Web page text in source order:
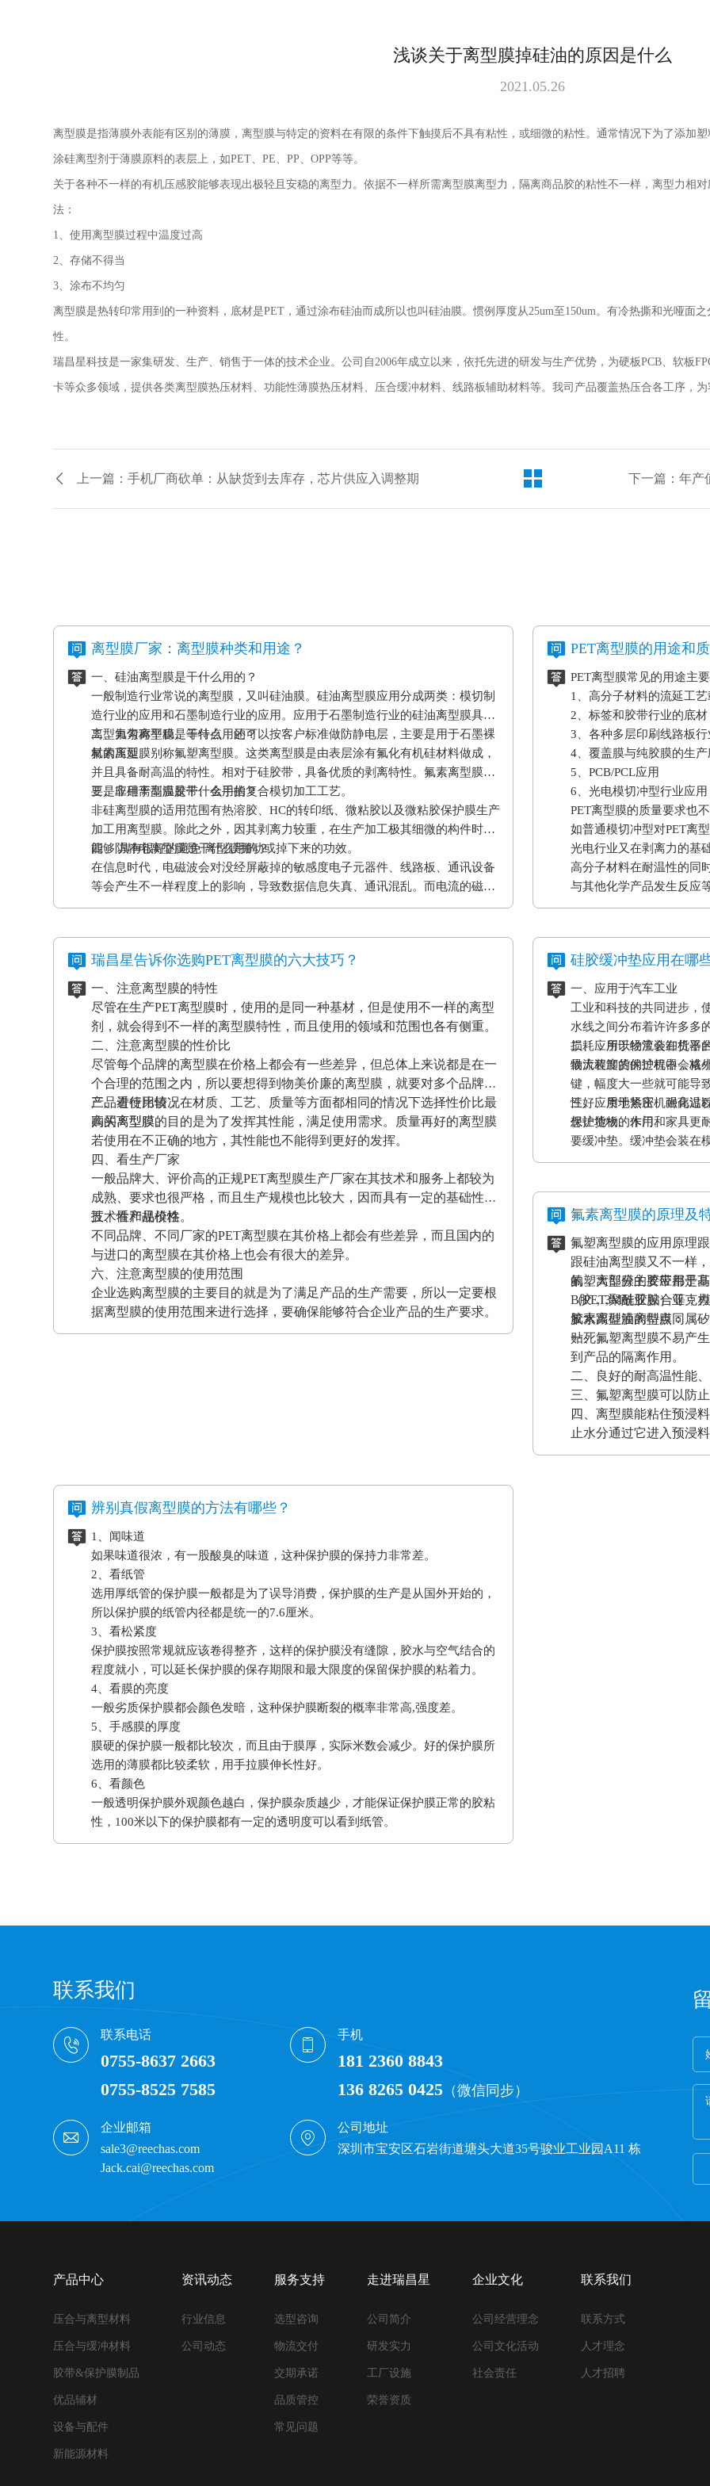
浅谈关于离型膜掉硅油的原因是什么
2021.05.26
离型膜是指薄膜外表能有区别的薄膜，离型膜与特定的资料在有限的条件下触摸后不具有粘性，或细微的粘性。通常情况下为了添加
涂硅离型剂于薄膜原料的表层上，如PET、PE、PP、OPP等等。
关于各种不一样的有机压感胶能够表现出极轻且安稳的离型力。依据不一样所需离型膜离型力，隔离商品胶的粘性不一样，离型力相
法：
1、使用离型膜过程中温度过高
2、存储不得当
3、涂布不均匀
离型膜是热转印常用到的一种资料，底材是PET ，通过涂布硅油而成所以也叫硅油膜。惯例厚度从25um至 150um。有冷热撕和光哑面
性。
瑞昌星科技是一家集研发、生产、销售于一体的技术企业。公司自2006年成立以来，依托先进的研发与生产优势，为硬板PCB、软板
卡等众多领域，提供各类离型膜热压材料、功能性薄膜热压材料、压合缓冲材料、线路板辅助材料等。我司产品覆盖热压合各工序，
上一篇：手机厂商砍单：从缺货到去库存，芯片供应入调整期
离型膜厂家：离型膜种类和用途？
一、硅油离型膜是干什么用的？
一般制造行业常说的离型膜，又叫硅油膜。硅油离型膜应用分成两类：模切制
造行业的应用和石墨制造行业的应用。应用于石墨制造行业的硅油离型膜具备
离型力匀称平稳、等特点，还可以按客户标准做防静电层，主要是用于石墨裸
材的压延。
二、氟素离型膜是干什么用的？
氟素离型膜别称氟塑离型膜。这类离型膜是由表层涂有氟化有机硅材料做成，
并且具备耐高温的特性。相对于硅胶带，具备优质的剥离特性。氟素离型膜主
要是应用于高温胶带、金手指复合模切加工工艺。
三、非硅离型膜是干什么用的？
非硅离型膜的适用范围有热溶胶、HC的转印纸、微粘胶以及微粘胶保护膜生产
加工用离型膜。除此之外，因其剥离力较重，在生产加工极其细微的构件时，
能够 具有很好的避免 离型膜挪动或掉下来的功效。
四、防静电离型膜是干什么用的？
在信息时代，电磁波会对没经屏蔽掉的敏感度电子元器件、线路板、通讯设备
等会产生不一样程度上的影响，导致数据信息失真、通讯混乱。而电流的磁效
应和磨擦产生的静电感应对各种各样敏感元件、仪表设备、一些化工原材料
PET离型膜的用途和
PET离型膜常见的用途主
1、高分子材料的流延工
2、标签和胶带行业的底材
3、各种多层印刷线路板
4、覆盖膜与纯胶膜的生产
5、PCB/PCL应用
6、光电模切冲型行业应用
PET离型膜的质量要求也
如普通模切冲型对PET离
光电行业又在剥离力的基
高分子材料在耐温性的同
与其他化学产品发生反应
瑞昌星告诉你选购PET离型膜的六大技巧？
一、注意离型膜的特性
尽管在生产PET离型膜时，使用的是同一种基材，但是使用不一样的离型
剂，就会得到不一样的离型膜特性，而且使用的领域和范围也各有侧重。
二、注意离型膜的性价比
尽管每个品牌的离型膜在价格上都会有一些差异，但总体上来说都是在一
个合理的范围之内，所以要想得到物美价廉的离型膜，就要对多个品牌的
产品进行比较，在材质、工艺、质量等方面都相同的情况下选择性价比最
高的离型膜。
三、看使用情况
购买离型膜的目的是为了发挥其性能，满足使用需求。质量再好的离型膜
若使用在不正确的地方，其性能也不能得到更好的发挥。
四、看生产厂家
一般品牌大、评价高的正规PET离型膜生产厂家在其技术和服务上都较为
成熟、要求也很严格，而且生产规模也比较大，因而具有一定的基础性、
技术性和规模性。
五、看产品价格
不同品牌、不同厂家的PET离型膜在其价格上都会有些差异，而且国内的
与进口的离型膜在其价格上也会有很大的差异。
六、注意离型膜的使用范围
企业选购离型膜的主要目的就是为了满足产品的生产需要，所以一定要根
据离型膜的使用范围来进行选择，要确保能够符合企业产品的生产要求。
硅胶缓冲垫应用在哪
一、应用于汽车工业
工业和科技的共同进步，
水线之间分布着许许多多
损耗，所以经常会在机器
最大程度的保护机器，减
二、应用于物流装卸货平
物流装卸货的过程中会格
键，幅度大一些就可能导
性好、质地紧密、耐高温
保护货物的作用。
三、应用于热压机强化过
想让地板、木门和家具更
要缓冲垫。缓冲垫会装在
工作压力的作用。而且使
氟素离型膜的原理及
氟塑离型膜的应用原理
跟硅油离型膜又不一样
的，大部分的胶带都是
（PET,聚酰亚胺）亚克
胶水跟硅油离型膜同属
贴死。
氟塑离型膜主要应用于
B胶，3M硅胶贴合等；
氟素离型膜的特点：
一、氟塑离型膜不易产
到产品的隔离作用。
二、良好的耐高温性能
三、氟塑离型膜可以防
四、离型膜能粘住预浸
止水分通过它进入预浸
辨别真假离型膜的方法有哪些？
1、闻味道
如果味道很浓，有一股酸臭的味道，这种保护膜的保持力非常差。
2、看纸管
选用厚纸管的保护膜一般都是为了误导消费，保护膜的生产是从国外开始的，
所以保护膜的纸管内径都是统一的7.6厘米。
3、看松紧度
保护膜按照常规就应该卷得整齐，这样的保护膜没有缝隙，胶水与空气结合的
程度就小，可以延长保护膜的保存期限和最大限度的保留保护膜的粘着力。
4、看膜的亮度
一般劣质保护膜都会颜色发暗，这种保护膜断裂的概率非常高,强度差。
5、手感膜的厚度
膜硬的保护膜一般都比较次，而且由于膜厚，实际米数会减少。好的保护膜所
选用的薄膜都比较柔软，用手拉膜伸长性好。
6、看颜色
一般透明保护膜外观颜色越白，保护膜杂质越少，才能保证保护膜正常的胶粘
性，100米以下的保护膜都有一定的透明度可以看到纸管。
联系我们
联系电话
0755-8637 2663
0755-8525 7585
手机
181 2360 8843
136 8265 0425（微信同步）
企业邮箱
sale3@reechas.com
Jack.cai@reechas.com
公司地址
深圳市宝安区石岩街道塘头大道35号骏业工业园A11 栋
产品中心
压合与离型材料
压合与缓冲材料
胶带&保护膜制品
优品辅材
设备与配件
新能源材料
资讯动态
行业信息
公司动态
服务支持
选型咨询
物流交付
交期承诺
品质管控
常见问题
走进瑞昌星
公司简介
研发实力
工厂设施
荣誉资质
企业文化
公司经营理念
公司文化活动
社会责任
联系我们
联系方式
人才理念
人才招聘